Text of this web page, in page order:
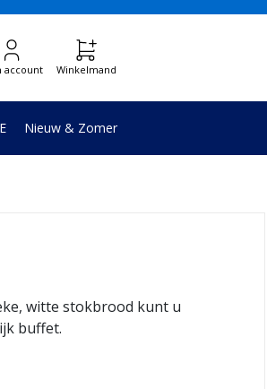
account Winkelmand
Nieuw & Zomer
witte stokbrood kunt u
buffet.